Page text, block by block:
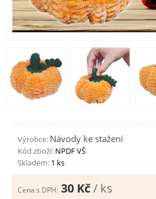
Výrobce: Návody ke stažení
Kód zboží: NPDF VŠ
Skladem: 1 ks
Cena s DPH: 30 Kč/ ks